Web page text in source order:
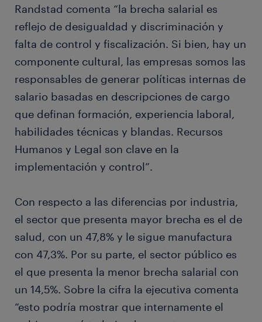
Randstad comenta “la brecha salarial es
reflejo de desigualdad y discriminación y
falta de control y fiscalización. Si bien, hay un
componente cultural, las empresas somos las
responsables de generar políticas internas de
salario basadas en descripciones de cargo
que definan formación, experiencia laboral,
habilidades técnicas y blandas. Recursos
Humanos y Legal son clave en la
implementación y control”.
Con respecto a las diferencias por industria,
el sector que presenta mayor brecha es el de
salud, con un 47,8% y le sigue manufactura
con 47,3%. Por su parte, el sector público es
el que presenta la menor brecha salarial con
un 14,5%. Sobre la cifra la ejecutiva comenta
“esto podría mostrar que internamente el